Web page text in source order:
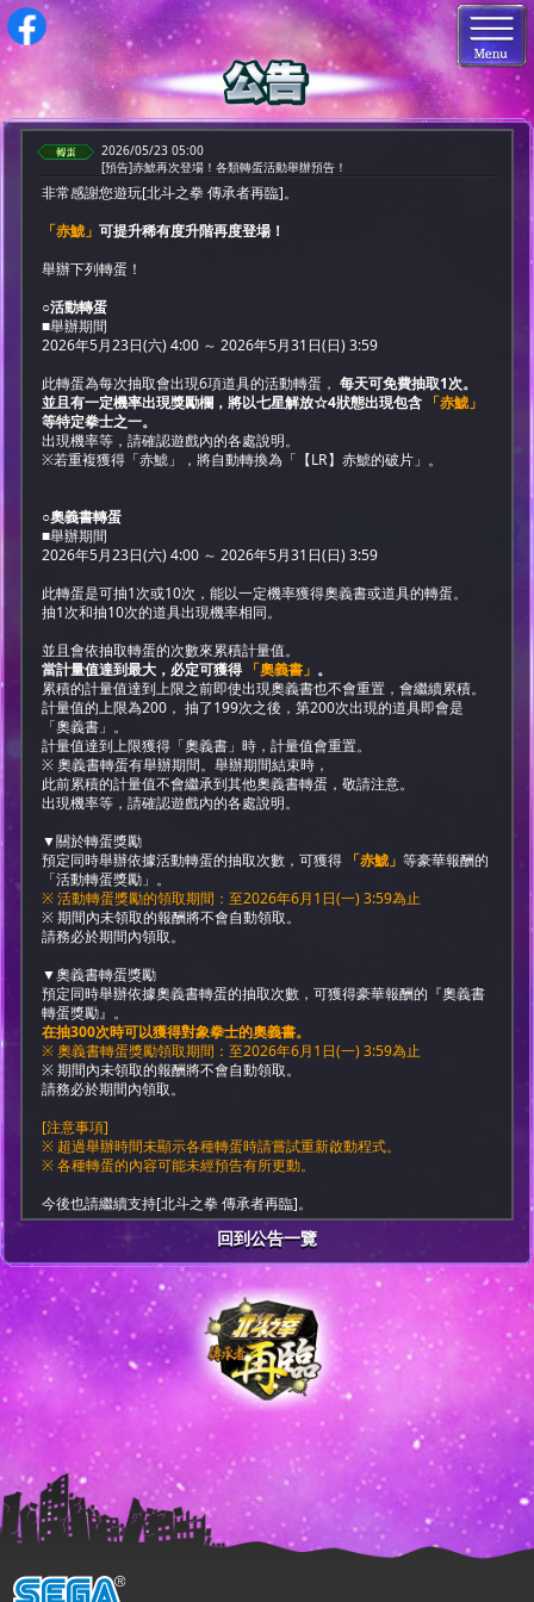
2026/05/23 05:00
[預告]赤鯱再次登場！各類轉蛋活動舉辦預告！
非常感謝您遊玩[北斗之拳 傳承者再臨]。
「赤鯱」可提升稀有度升階再度登場！
舉辦下列轉蛋！
○活動轉蛋
■舉辦期間
2026年5月23日(六) 4:00 ～ 2026年5月31日(日) 3:59
此轉蛋為每次抽取會出現6項道具的活動轉蛋，每天可免費抽取1次。
並且有一定機率出現獎勵欄，將以七星解放☆4狀態出現包含 「赤鯱」
等特定拳士之一。
出現機率等，請確認遊戲內的各處說明。
※若重複獲得「赤鯱」，將自動轉換為「【LR】赤鯱的破片」。
○奧義書轉蛋
■舉辦期間
2026年5月23日(六) 4:00 ～ 2026年5月31日(日) 3:59
此轉蛋是可抽1次或10次，能以一定機率獲得奧義書或道具的轉蛋。
抽1次和抽10次的道具出現機率相同。
並且會依抽取轉蛋的次數來累積計量值。
當計量值達到最大，必定可獲得 「奧義書」 。
累積的計量值達到上限之前即使出現奧義書也不會重置，會繼續累積。
計量值的上限為200， 抽了199次之後，第200次出現的道具即會是
「奧義書」。
計量值達到上限獲得「奧義書」時，計量值會重置。
※ 奧義書轉蛋有舉辦期間。舉辦期間結束時，
此前累積的計量值不會繼承到其他奧義書轉蛋，敬請注意。
出現機率等，請確認遊戲內的各處說明。
▼關於轉蛋獎勵
預定同時舉辦依據活動轉蛋的抽取次數，可獲得 「赤鯱」等豪華報酬的
「活動轉蛋獎勵」。
※ 活動轉蛋獎勵的領取期間：至2026年6月1日(一) 3:59為止
※ 期間內未領取的報酬將不會自動領取。
請務必於期間內領取。
▼奧義書轉蛋獎勵
預定同時舉辦依據奧義書轉蛋的抽取次數，可獲得豪華報酬的『奧義書
轉蛋獎勵』。
在抽300次時可以獲得對象拳士的奧義書。
※ 奧義書轉蛋獎勵領取期間：至2026年6月1日(一) 3:59為止
※ 期間內未領取的報酬將不會自動領取。
請務必於期間內領取。
[注意事項]
※ 超過舉辦時間未顯示各種轉蛋時請嘗試重新啟動程式。
※ 各種轉蛋的內容可能未經預告有所更動。
今後也請繼續支持[北斗之拳 傳承者再臨]。
回到公告一覽